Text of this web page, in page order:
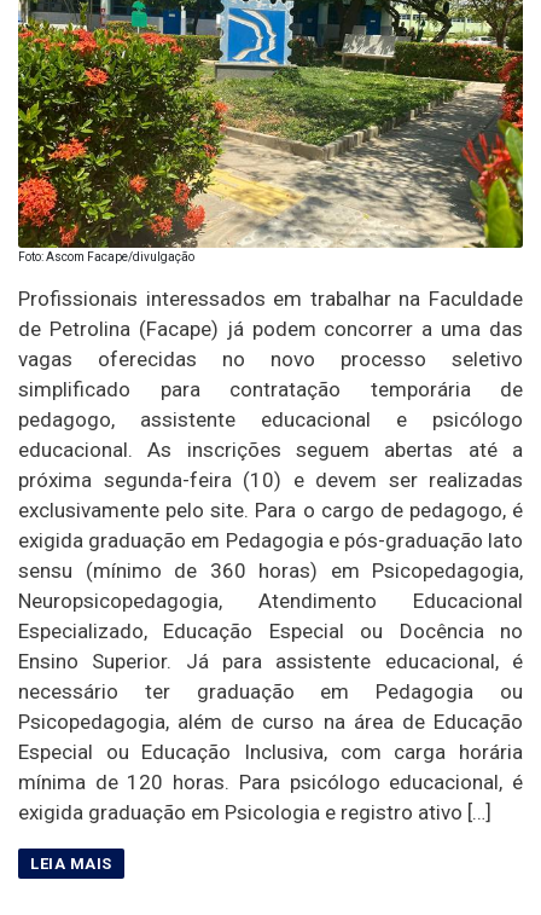
Foto: Ascom Facape/divulgação
Profissionais interessados em trabalhar na Faculdade
de Petrolina (Facape) já podem concorrer a uma das
vagas oferecidas no novo processo seletivo
simplificado para contratação temporária de
pedagogo, assistente educacional e psicólogo
educacional. As inscrições seguem abertas até a
próxima segunda-feira (10) e devem ser realizadas
exclusivamente pelo site. Para o cargo de pedagogo, é
exigida graduação em Pedagogia e pós-graduação lato
sensu (mínimo de 360 horas) em Psicopedagogia,
Neuropsicopedagogia, Atendimento Educacional
Especializado, Educação Especial ou Docência no
Ensino Superior. Já para assistente educacional, é
necessário ter graduação em Pedagogia ou
Psicopedagogia, além de curso na área de Educação
Especial ou Educação Inclusiva, com carga horária
mínima de 120 horas. Para psicólogo educacional, é
exigida graduação em Psicologia e registro ativo […]